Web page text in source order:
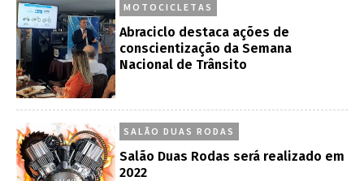
MOTOCICLETAS
Abraciclo destaca ações de
conscientização da Semana
Nacional de Trânsito
SALÃO DUAS RODAS
Salão Duas Rodas será realizado em
2022